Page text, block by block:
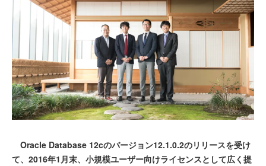
Oracle Database 12cのバージョン12.1.0.2のリリースを受け
て、2016年1月末、小規模ユーザー向けライセンスとして広く提